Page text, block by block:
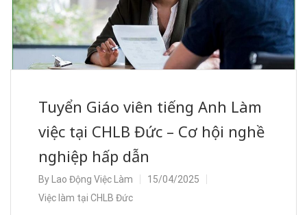
Tuyển Giáo viên tiếng Anh Làm
việc tại CHLB Đức – Cơ hội nghề
nghiệp hấp dẫn
By Lao Động Việc Làm
15/04/2025
Việc làm tại CHLB Đức